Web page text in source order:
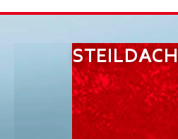
STEILDACH